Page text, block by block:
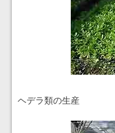
ヘデラ類の生産